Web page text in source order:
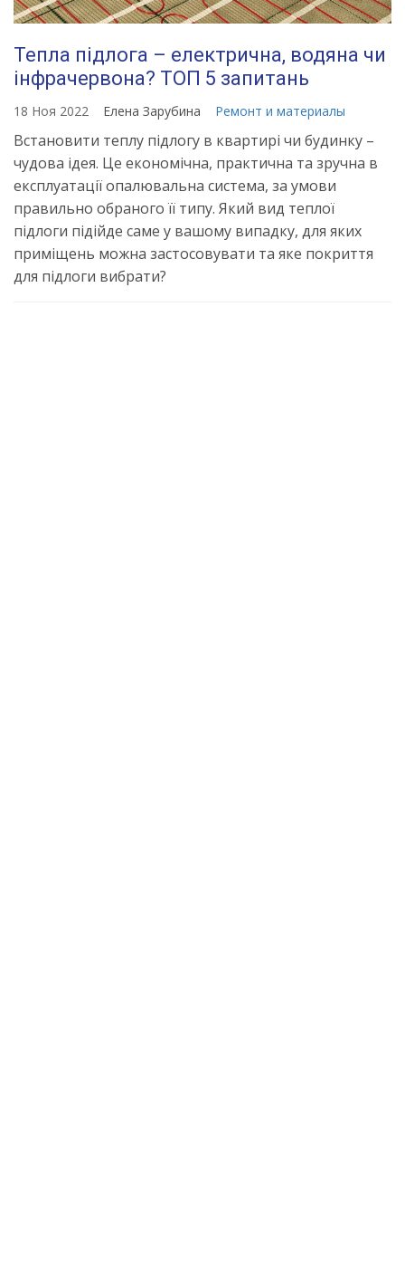
Тепла підлога – електрична, водяна чи
інфрачервона? ТОП 5 запитань
18 Ноя 2022 Елена Зарубина Ремонт и материалы
Встановити теплу підлогу в квартирі чи будинку –
чудова ідея. Це економічна, практична та зручна в
експлуатації опалювальна система, за умови
правильно обраного її типу. Який вид теплої
підлоги підійде саме у вашому випадку, для яких
приміщень можна застосовувати та яке покриття
для підлоги вибрати?